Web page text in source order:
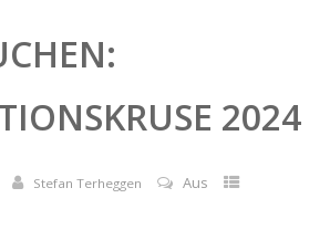
2024
Stefan Terheggen
Aus